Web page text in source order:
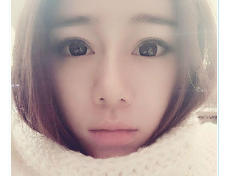
完成游戏任务，有助于培养玩家的团队协作能力；游戏玩法具有较强
的策略性，有助于锻炼玩家的思维能力。